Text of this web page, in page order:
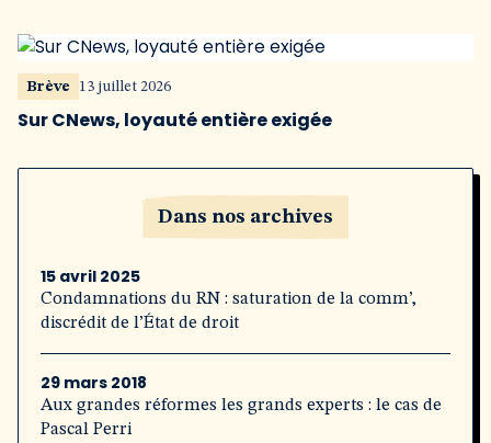
Brève 13 juillet 2026
Sur CNews, loyauté entière exigée
Dans nos archives
15 avril 2025
Condamnations du RN : saturation de la comm’,
discrédit de l’État de droit
29 mars 2018
Aux grandes réformes les grands experts : le cas de
Pascal Perri